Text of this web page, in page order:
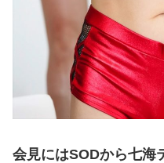
会見にはSODから七海